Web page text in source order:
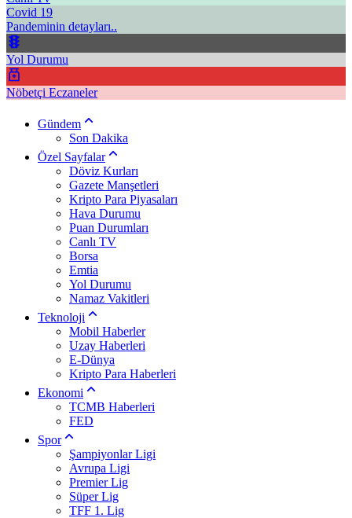
Covid 19
Pandeminin detayları..
Yol Durumu
Nöbetçi Eczaneler
Gündem
Son Dakika
Özel Sayfalar
Döviz Kurları
Gazete Manşetleri
Kripto Para Piyasaları
Hava Durumu
Puan Durumları
Canlı TV
Borsa
Emtia
Yol Durumu
Namaz Vakitleri
Teknoloji
Mobil Haberler
Uzay Haberleri
E-Dünya
Kripto Para Haberleri
Ekonomi
TCMB Haberleri
FED
Spor
Şampiyonlar Ligi
Avrupa Ligi
Premier Lig
Süper Lig
TFF 1. Lig